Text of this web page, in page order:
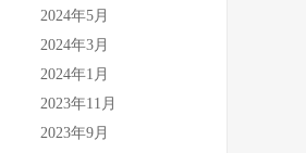
2024年5月
2024年3月
2024年1月
2023年11月
2023年9月